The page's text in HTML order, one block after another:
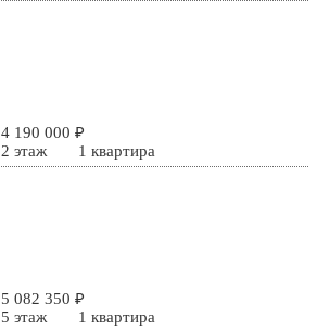
4 190 000 ₽
2 этаж 1 квартира
5 082 350 ₽
5 этаж 1 квартира